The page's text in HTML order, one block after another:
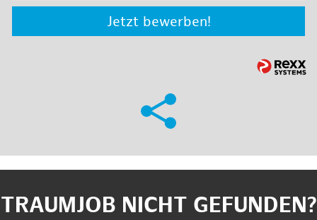
Jetzt bewerben!
TRAUMJOB NICHT GEFUNDEN?